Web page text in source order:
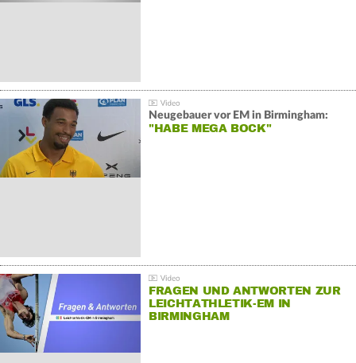
Neugebauer vor EM in Birmingham:
"HABE MEGA BOCK"
FRAGEN UND ANTWORTEN ZUR
LEICHTATHLETIK-EM IN
BIRMINGHAM